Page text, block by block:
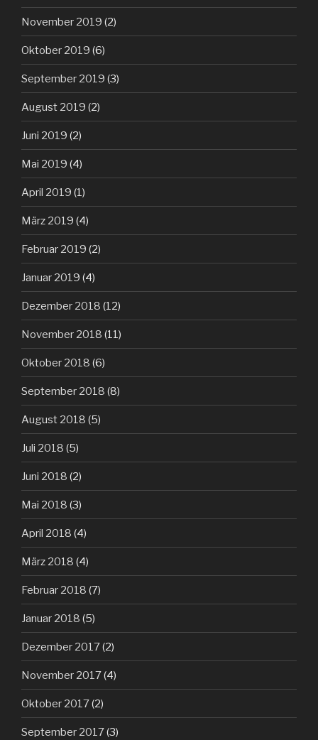
November 2019 (2)
Oktober 2019 (6)
September 2019 (3)
August 2019 (2)
Juni 2019 (2)
Mai 2019 (4)
April 2019 (1)
März 2019 (4)
Februar 2019 (2)
Januar 2019 (4)
Dezember 2018 (12)
November 2018 (11)
Oktober 2018 (6)
September 2018 (8)
August 2018 (5)
Juli 2018 (5)
Juni 2018 (2)
Mai 2018 (3)
April 2018 (4)
März 2018 (4)
Februar 2018 (7)
Januar 2018 (5)
Dezember 2017(2)
November 2017(4)
Oktober 2017(2)
September 2017(3)